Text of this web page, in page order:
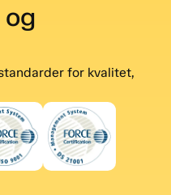
for kvalitet,